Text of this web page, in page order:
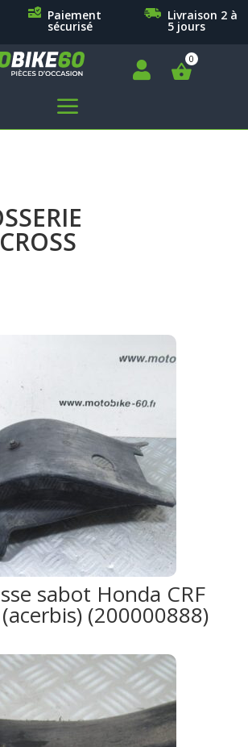
Paiement
sécurisé
Livraison 2 à
5 jours

a
sabot Honda CRF
(200000888)